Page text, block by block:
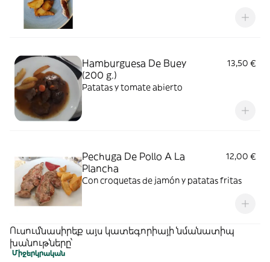
Hamburguesa De Buey
(200 g.)
13,50 €
Patatas y tomate abierto
Pechuga De Pollo A La
Plancha
12,00 €
Con croquetas de jamón y patatas fritas
Ուսումնասիրեք այս կատեգորիայի նմանատիպ
խանութները՝
Միջերկրական